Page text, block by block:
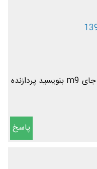
در قسمت raise to wake بهتر از به جای m9 بنویسید پردازنده
پاسخ